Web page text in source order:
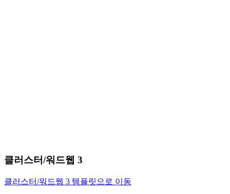
클러스터/워드웹 3
클러스터/워드웹 3 템플릿으로 이동